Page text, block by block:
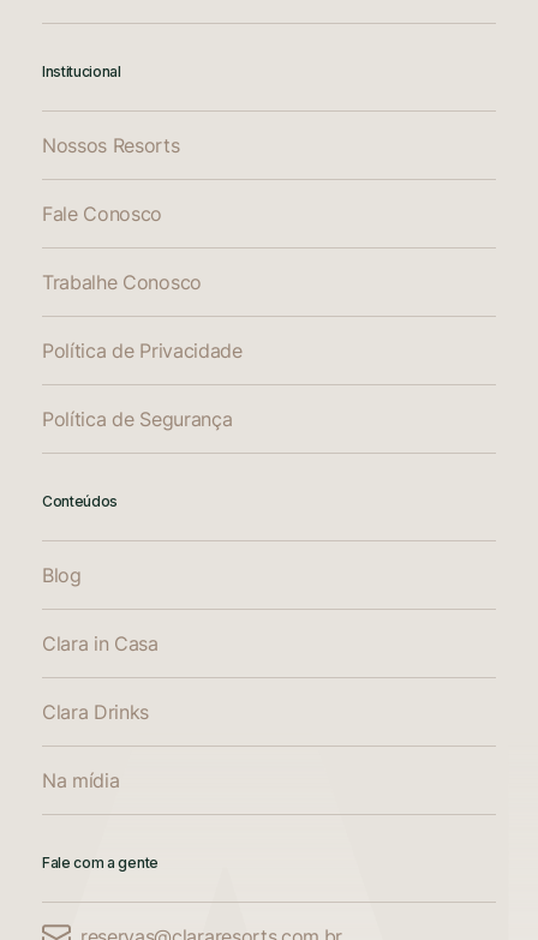
Institucional
Nossos Resorts
Fale Conosco
Trabalhe Conosco
Política de Privacidade
Política de Segurança
Conteúdos
Blog
Clara in Casa
Clara Drinks
Na mídia
Fale com a gente